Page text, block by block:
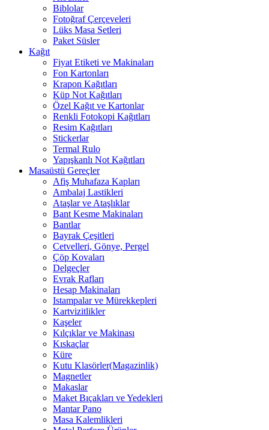
Biblolar
Fotoğraf Çerçeveleri
Lüks Masa Setleri
Paket Süsler
Kağıt
Fiyat Etiketi ve Makinaları
Fon Kartonları
Krapon Kağıtları
Küp Not Kağıtları
Özel Kağıt ve Kartonlar
Renkli Fotokopi Kağıtları
Resim Kağıtları
Stickerlar
Termal Rulo
Yapışkanlı Not Kağıtları
Masaüstü Gereçler
Afiş Muhafaza Kapları
Ambalaj Lastikleri
Ataşlar ve Ataşlıklar
Bant Kesme Makinaları
Bantlar
Bayrak Çeşitleri
Cetvelleri, Gönye, Pergel
Çöp Kovaları
Delgeçler
Evrak Rafları
Hesap Makinaları
Istampalar ve Mürekkepleri
Kartvizitlikler
Kaşeler
Kılçıklar ve Makinası
Kıskaçlar
Küre
Kutu Klasörler(Magazinlik)
Magnetler
Makaslar
Maket Bıçakları ve Yedekleri
Mantar Pano
Masa Kalemlikleri